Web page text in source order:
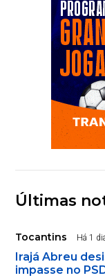
Últimas
Tocantins Há 1
Irajá Abreu
impasse no